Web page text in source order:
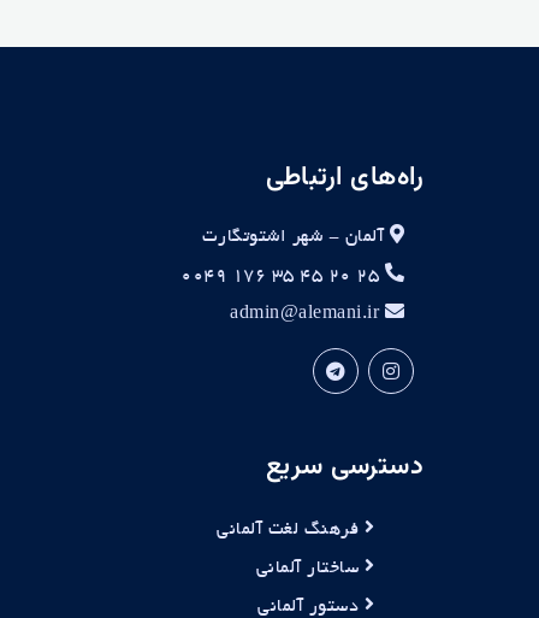
راه‌های ارتباطی
آلمان - شهر اشتوتگارت
admin@alemani.ir
دسترسی سریع
فرهنگ لغت آلمانی
ساختار آلمانی
دستور آلمانی